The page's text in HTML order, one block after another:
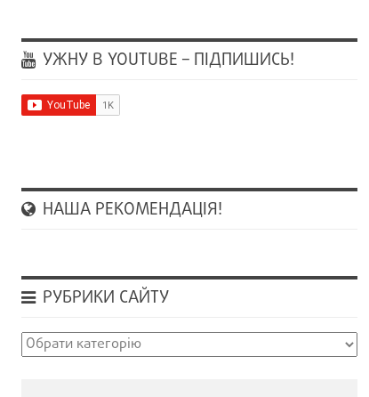
УЖНУ В YOUTUBE – ПІДПИШИСЬ!
НАША РЕКОМЕНДАЦІЯ!
РУБРИКИ САЙТУ
Рубрики